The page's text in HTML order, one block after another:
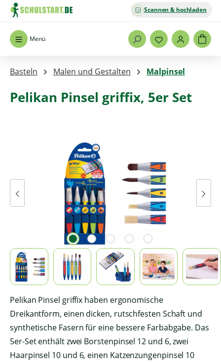
Zum Hauptinhalt springen
Menü
Scannen & hochladen
Basteln Malen und Gestalten Malpinsel
Pelikan Pinsel griffix, 5er Set
Bildergalerie überspringen
Pelikan Pinsel griffix haben ergonomische
Dreikantform, einen dicken, rutschfesten Schaft und
synthetische Fasern für eine bessere Farbabgabe. Das
5er-Set enthält zwei Borstenpinsel 12 und 6, zwei
Haarpinsel 10 und 6, einen Katzenzungenpinsel 10